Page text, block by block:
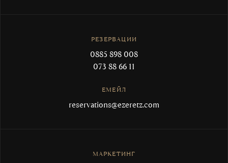
РЕЗЕРВАЦИИ
0885 898 008
073 88 66 11
ЕМЕЙЛ
reservations@ezeretz.com
МАРКЕТИНГ